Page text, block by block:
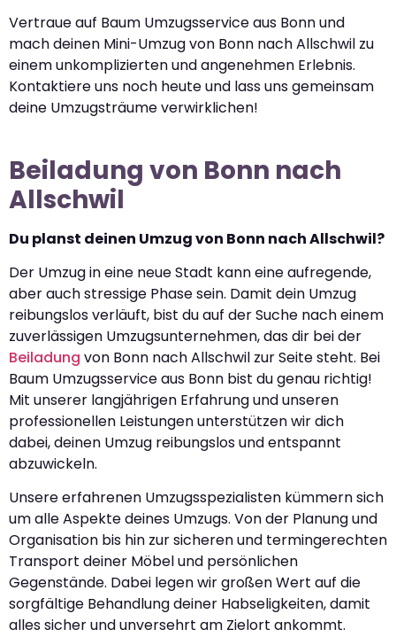
Vertraue auf Baum Umzugsservice aus Bonn und
mach deinen Mini-Umzug von Bonn nach Allschwil zu
einem unkomplizierten und angenehmen Erlebnis.
Kontaktiere uns noch heute und lass uns gemeinsam
deine Umzugsträume verwirklichen!
Beiladung von Bonn nach
Allschwil
Du planst deinen Umzug von Bonn nach Allschwil?
Der Umzug in eine neue Stadt kann eine aufregende,
aber auch stressige Phase sein. Damit dein Umzug
reibungslos verläuft, bist du auf der Suche nach einem
zuverlässigen Umzugsunternehmen, das dir bei der
Beiladung von Bonn nach Allschwil zur Seite steht. Bei
Baum Umzugsservice aus Bonn bist du genau richtig!
Mit unserer langjährigen Erfahrung und unseren
professionellen Leistungen unterstützen wir dich
dabei, deinen Umzug reibungslos und entspannt
abzuwickeln.
Unsere erfahrenen Umzugsspezialisten kümmern sich
um alle Aspekte deines Umzugs. Von der Planung und
Organisation bis hin zur sicheren und termingerechten
Transport deiner Möbel und persönlichen
Gegenstände. Dabei legen wir großen Wert auf die
sorgfältige Behandlung deiner Habseligkeiten, damit
alles sicher und unversehrt am Zielort ankommt.